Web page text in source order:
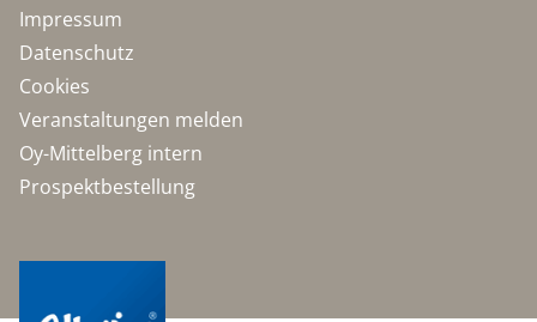
Impressum
Datenschutz
Cookies
Veranstaltungen melden
Oy-Mittelberg intern
Prospektbestellung